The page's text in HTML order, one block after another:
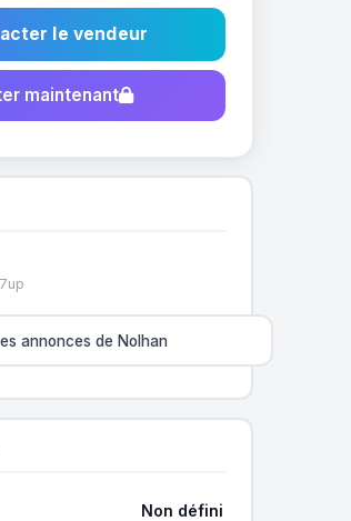
le vendeur
maintenant
annonces de Nolhan
Non défini